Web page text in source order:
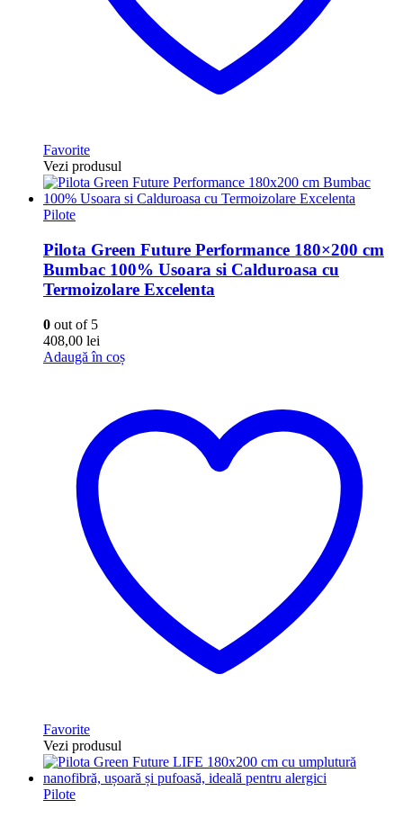
Favorite
Vezi produsul
Pilote
Pilota Green Future Performance 180×200 cm
Bumbac 100% Usoara si Calduroasa cu
Termoizolare Excelenta
0 out of 5
408,00 lei
Adaugă în coș
Favorite
Vezi produsul
Pilote